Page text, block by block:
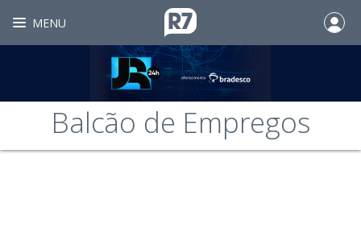
MENU
Balcão de Empregos